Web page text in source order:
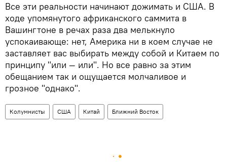
Все эти реальности начинают дожимать и США. В
ходе упомянутого африканского саммита в
Вашингтоне в речах раза два мелькнуло
успокаивающе: нет, Америка ни в коем случае не
заставляет вас выбирать между собой и Китаем по
принципу "или — или". Но все равно за этим
обещанием так и ощущается молчаливое и
грозное "однако".
Колумнисты США Китай Ближний Восток